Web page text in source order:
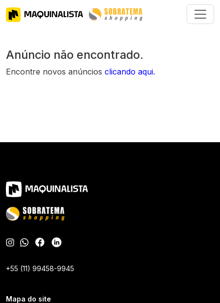
Anúncio não encontrado.
Encontre novos anúncios clicando aqui.
+55 (11) 99458-9945
Mapa do site